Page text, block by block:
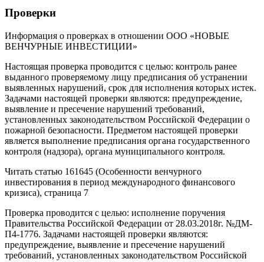
Проверки
Информация о проверках в отношении ООО «НОВЫЕ
ВЕНЧУРНЫЕ ИНВЕСТИЦИИ»
Настоящая проверка проводится с целью: контроль ранее
выданного проверяемому лицу предписания об устранении
выявленных нарушений, срок для исполнения которых истек.
Задачами настоящей проверки являются: предупреждение,
выявление и пресечение нарушений требований,
установленных законодательством Российской Федерации о
пожарной безопасности. Предметом настоящей проверки
является выполнение предписания органа государственного
контроля (надзора), органа муниципального контроля.
Читать статью 161645 (Особенности венчурного
инвестирования в период международного финансового
кризиса), страница 7
Проверка проводится с целью: исполнение поручения
Правительства Российской Федерации от 28.03.2018г. №ДМ-
П4-1776. Задачами настоящей проверки являются:
предупреждение, выявление и пресечение нарушений
требований, установленных законодательством Российской